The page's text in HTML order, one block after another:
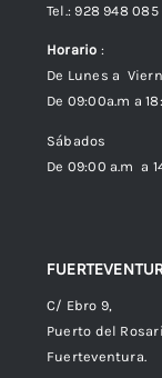
Tel.: 928 948
Horario :
De Lunes a
De 09:00a.m a
Sábados
De 09:00 a.m a
C/ Ebro 9,
Puerto del
Fuerteventura.
Política de Privacidad